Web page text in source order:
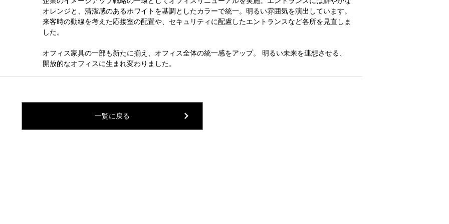
オレンジと、清潔感のあるホワイトを基調としたカラーで統一。明るい雰囲気を演出しています。
来客時の動線を考えた応接室の配置や、セキュリティに配慮したエントランスなど各所を見直しま
した。
オフィス家具の一部も新たに揃え、オフィス全体の統一感をアップ。 明るい未来を連想させる、
開放的なオフィスに生まれ変わりました。
一覧に戻る